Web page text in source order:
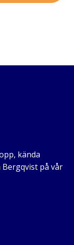
kända
Bergqvist på vår